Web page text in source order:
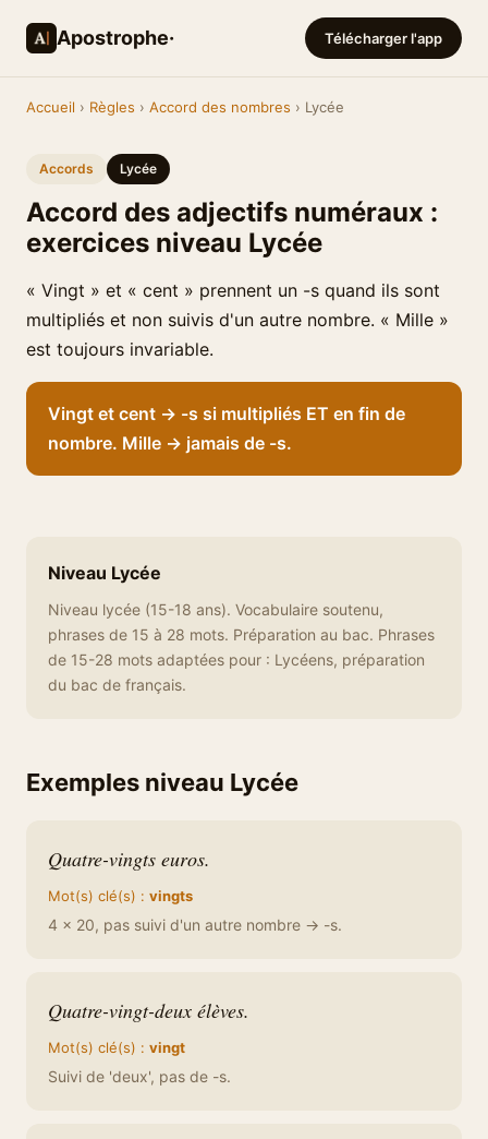
Apostrophe· Télécharger l'app
Accueil › Règles › Accord des nombres › Lycée
Accords Lycée
Accord des adjectifs numéraux :
exercices niveau Lycée
« Vingt » et « cent » prennent un -s quand ils sont
multipliés et non suivis d'un autre nombre. « Mille »
est toujours invariable.
Vingt et cent → -s si multipliés ET en fin de
nombre. Mille → jamais de -s.
Niveau Lycée
Niveau lycée (15-18 ans). Vocabulaire soutenu,
phrases de 15 à 28 mots. Préparation au bac. Phrases
de 15-28 mots adaptées pour : Lycéens, préparation
du bac de français.
Exemples niveau Lycée
Quatre-vingts euros.
Mot(s) clé(s) : vingts
4 × 20, pas suivi d'un autre nombre → -s.
Quatre-vingt-deux élèves.
Mot(s) clé(s) : vingt
Suivi de 'deux', pas de -s.